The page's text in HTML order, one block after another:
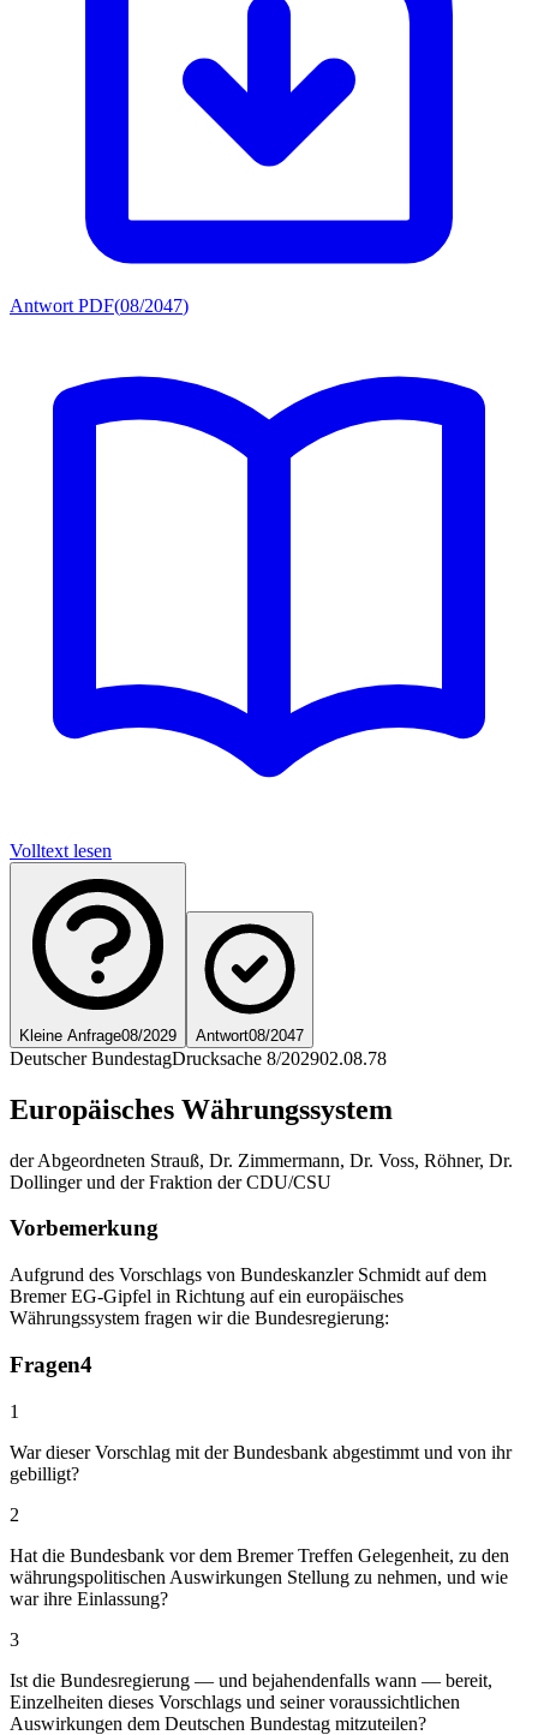
Antwort PDF(08/2047)
Volltext lesen
Kleine Anfrage08/2029 Antwort08/2047
Deutscher BundestagDrucksache 8/202902.08.78
Europäisches Währungssystem
der Abgeordneten Strauß, Dr. Zimmermann, Dr. Voss, Röhner, Dr.
Dollinger und der Fraktion der CDU/CSU
Vorbemerkung
Aufgrund des Vorschlags von Bundeskanzler Schmidt auf dem
Bremer EG-Gipfel in Richtung auf ein europäisches
Währungssystem fragen wir die Bundesregierung:
Fragen4
1
War dieser Vorschlag mit der Bundesbank abgestimmt und von ihr
gebilligt?
2
Hat die Bundesbank vor dem Bremer Treffen Gelegenheit, zu den
währungspolitischen Auswirkungen Stellung zu nehmen, und wie
war ihre Einlassung?
3
Ist die Bundesregierung — und bejahendenfalls wann — bereit,
Einzelheiten dieses Vorschlags und seiner voraussichtlichen
Auswirkungen dem Deutschen Bundestag mitzuteilen?